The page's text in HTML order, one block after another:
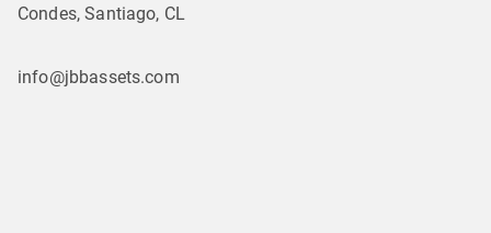
Condes, Santiago, CL
info@jbbassets.com